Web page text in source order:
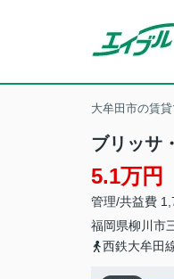
大牟田市の賃
ブリッサ
5.1万円
管理/共益費
福岡県柳川市
西鉄大牟田